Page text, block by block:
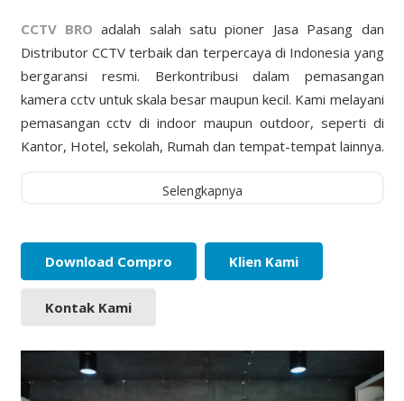
CCTV BRO adalah salah satu pioner Jasa Pasang dan
Distributor CCTV terbaik dan terpercaya di Indonesia yang
bergaransi resmi. Berkontribusi dalam pemasangan
kamera cctv untuk skala besar maupun kecil. Kami melayani
pemasangan cctv di indoor maupun outdoor, seperti di
Kantor, Hotel, sekolah, Rumah dan tempat-tempat lainnya.
Selengkapnya
Download Compro Klien Kami
Kontak Kami